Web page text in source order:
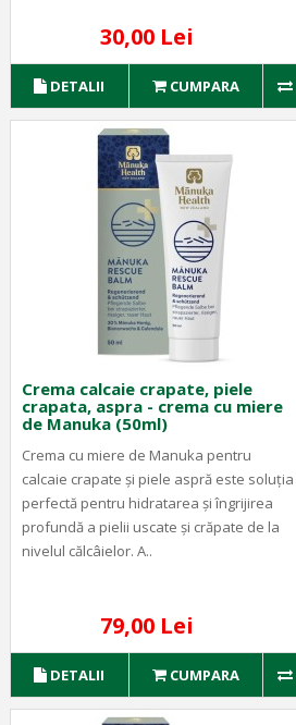
30,00 Lei
DETALII CUMPARA
Crema calcaie crapate, piele
crapata, aspra - crema cu miere
de Manuka (50ml)
Crema cu miere de Manuka pentru
calcaie crapate și piele aspră este soluția
perfectă pentru hidratarea și îngrijirea
profundă a pielii uscate și crăpate de la
nivelul călcâielor. A..
79,00 Lei
DETALII CUMPARA